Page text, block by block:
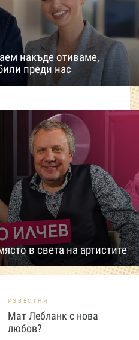
накъде отиваме,
преди нас
в света на артистите
ИЗВЕСТНИ
Мат Лебланк с нова
любов?